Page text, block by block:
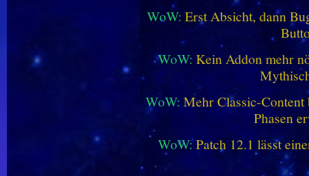
WoW: Erst Absicht, dann
WoW: Kein Addon mehr
WoW: Mehr Classic-
Phasen
WoW:Patch 12.1 lässt